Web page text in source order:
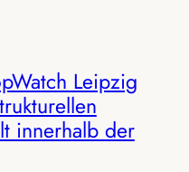
Leipzig
innerhalb der